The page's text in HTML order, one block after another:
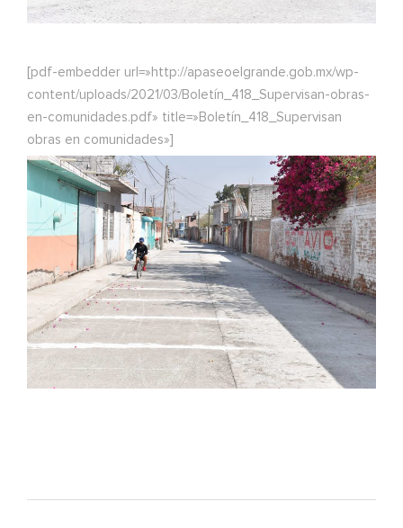
[pdf-embedder url=»http://apaseoelgrande.gob.mx/wp-
content/uploads/2021/03/Boletín_418_Supervisan-obras-
en-comunidades.pdf» title=»Boletín_418_Supervisan
obras en comunidades»]